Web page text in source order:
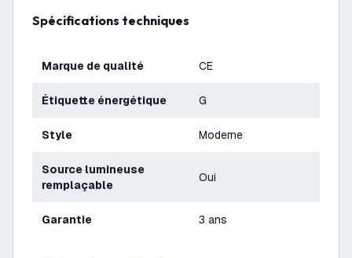
Spécifications techniques
Marque de qualité CE
Étiquette énergétique G
Style Moderne
Source lumineuse
remplaçable
Oui
Garantie 3 ans